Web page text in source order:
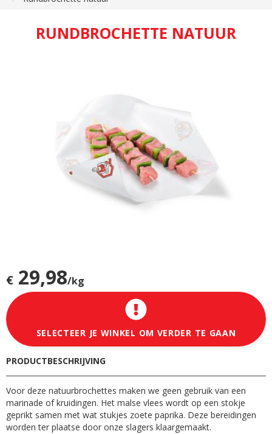
RUNDBROCHETTE NATUUR
€ 29,98/kg
SELECTEER JE WINKEL OM VERDER TE GAAN
PRODUCTBESCHRIJVING
Voor deze natuurbrochettes maken we geen gebruik van een
marinade of kruidingen. Het malse vlees wordt op een stokje
geprikt samen met wat stukjes zoete paprika. Deze bereidingen
worden ter plaatse door onze slagers klaargemaakt.